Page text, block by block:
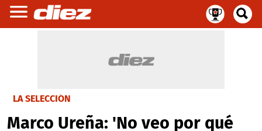
LA SELECCIÓN
Marco Ureña: 'No veo por qué